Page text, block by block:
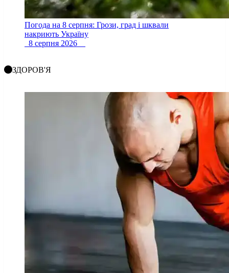
Погода на 8 серпня: Грози, град і шквали
накриють Україну
8 серпня 2026
ЗДОРОВ'Я